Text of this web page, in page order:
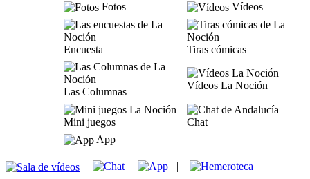
Fotos
Vídeos
Encuesta Tiras cómicas
Las Columnas
Vídeos La Noción
Mini juegos
Chat
App
| | |